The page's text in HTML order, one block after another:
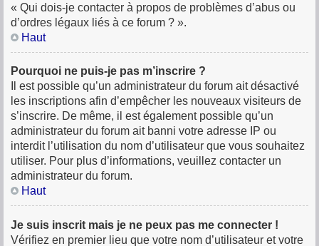
« Qui dois-je contacter à propos de problèmes d’abus ou
d’ordres légaux liés à ce forum ? ».
Haut
Pourquoi ne puis-je pas m’inscrire ?
Il est possible qu’un administrateur du forum ait désactivé
les inscriptions afin d’empêcher les nouveaux visiteurs de
s’inscrire. De même, il est également possible qu’un
administrateur du forum ait banni votre adresse IP ou
interdit l’utilisation du nom d’utilisateur que vous souhaitez
utiliser. Pour plus d’informations, veuillez contacter un
administrateur du forum.
Haut
Je suis inscrit mais je ne peux pas me connecter !
Vérifiez en premier lieu que votre nom d’utilisateur et votre